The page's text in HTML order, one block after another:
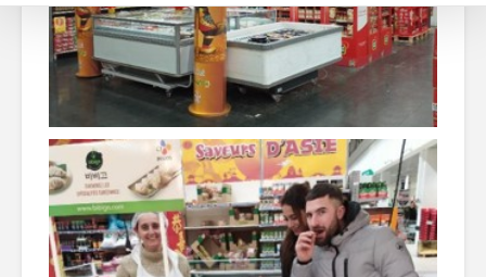
Tt Foods au nouvel an
chinois